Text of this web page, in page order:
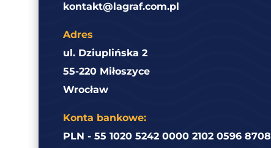
kontakt@lagraf.com.pl
Adres
ul. Dziuplińska 2
55-220 Miłoszyce
Wrocław
Konta bankowe:
PLN - 55 1020 5242 0000 2102 0596 8708